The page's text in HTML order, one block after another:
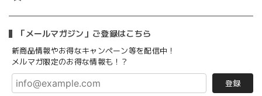
「メールマガジン」ご登録はこちら
新商品情報やお得なキャンペーン等を配信中！
メルマガ限定のお得な情報も！？
登録